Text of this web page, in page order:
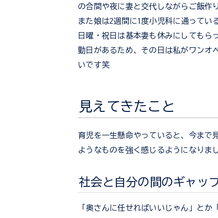
の合間や夜に妻と交代しながらご飯作
また娘は2週間に1度小児科に通ってい
日曜・祝日は基本妻も休みにしてもら
勤日があるため、その日は私がワンオ
いです笑
見えてきたこと
育児を一生懸命やっていると、今まで
ようなものを強く感じるようになりま
社会と自分の間のギャッ
「奥さんに任せればいいじゃん」と